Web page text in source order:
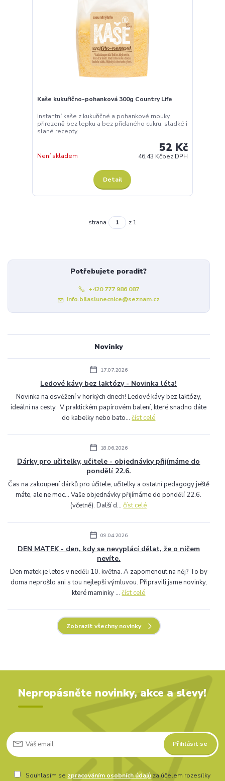
Kaše kukuřično-pohanková 300g Country Life
Instantní kaše z kukuřičné a pohankové mouky,
přirozeně bez lepku a bez přidaného cukru, sladké i
slané recepty.
52 Kč
46,43 Kčbez DPH
Není skladem
Detail
strana z 1
Potřebujete poradit?
+420 777 986 087
info.bilaslunecnice@seznam.cz
Novinky
17.07.2026
Ledové kávy bez laktózy - Novinka léta!
Novinka na osvěžení v horkých dnech! Ledové kávy bez laktózy,
ideální na cesty. V praktickém papírovém balení, které snadno dáte
do kabelky nebo bato...číst celé
18.06.2026
Dárky pro učitelky, učitele - objednávky přijímáme do
pondělí 22.6.
Čas na zakoupení dárků pro účitele, učitelky a ostatní pedagogy ještě
máte, ale ne moc... Vaše objednávky přijímáme do pondělí 22.6.
(včetně). Další d...číst celé
09.04.2026
DEN MATEK - den, kdy se nevyplácí dělat, že o ničem
nevíte.
Den matek je letos v neděli 10. května. A zapomenout na něj? To by
doma neprošlo ani s tou nejlepší výmluvou. Připravili jsme novinky,
které maminky ...číst celé
Zobrazit všechny novinky
Nepropásněte novinky, akce a slevy!
Přihlásit se
Souhlasím se zpracováním osobních údajů za účelem rozesílky